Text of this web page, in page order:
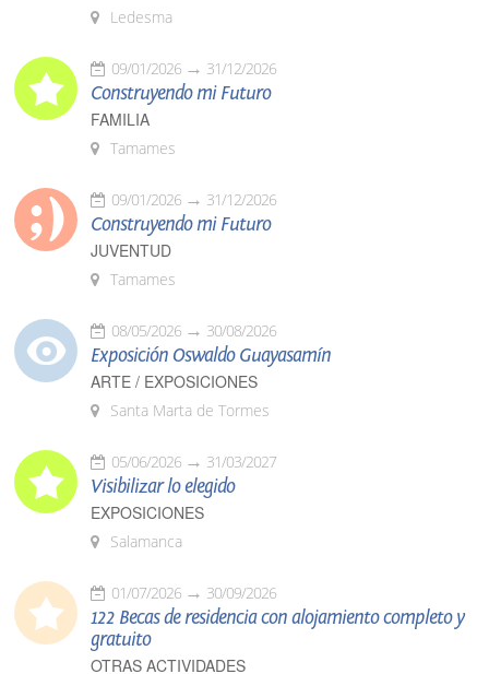
Ledesma
09/01/2026 31/12/2026
Construyendo mi Futuro
FAMILIA
Tamames
09/01/2026 31/12/2026
Construyendo mi Futuro
JUVENTUD
Tamames
08/05/2026 30/08/2026
Exposición Oswaldo Guayasamín
ARTE / EXPOSICIONES
Santa Marta de Tormes
05/06/2026 31/03/2027
Visibilizar lo elegido
EXPOSICIONES
Salamanca
01/07/2026 30/09/2026
122 Becas de residencia con alojamiento completo y
gratuito
OTRAS ACTIVIDADES